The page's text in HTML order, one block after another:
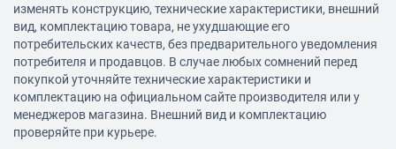
изменять конструкцию, технические характеристики, внешний
вид, комплектацию товара, не ухудшающие его
потребительских качеств, без предварительного уведомления
потребителя и продавцов. В случае любых сомнений перед
покупкой уточняйте технические характеристики и
комплектацию на официальном сайте производителя или у
менеджеров магазина. Внешний вид и комплектацию
проверяйте при курьере.